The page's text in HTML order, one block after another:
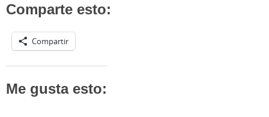
Comparte esto:
Compartir
Me gusta esto: